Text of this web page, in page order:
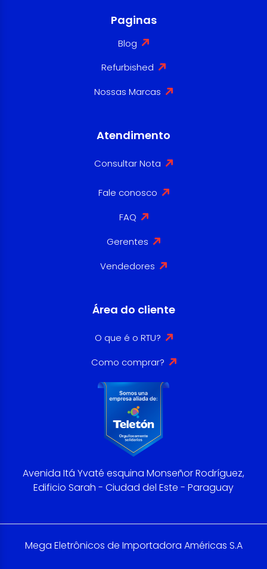
Paginas
Blog
Refurbished
Nossas Marcas
Atendimento
Consultar Nota
Fale conosco
FAQ
Gerentes
Vendedores
Área do cliente
O que é o RTU?
Como comprar?
Avenida Itá Yvaté esquina Monseñor Rodríguez,
Edificio Sarah - Ciudad del Este - Paraguay
Mega Eletrônicos de Importadora Américas S.A